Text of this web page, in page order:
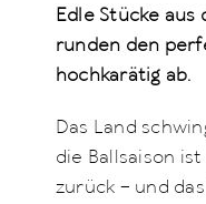
Edle Stücke
runden den
hochkarätig ab.
Das Land
die Ballsaison
zurück – und